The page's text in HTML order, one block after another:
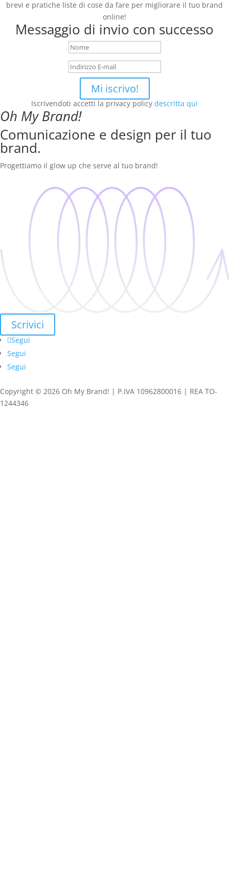
brevi e pratiche liste di cose da fare per migliorare il tuo brand
online!
Messaggio di invio con successo
Mi iscrivo!
Iscrivendoti accetti la privacy policy descritta qui
Oh My Brand!
Comunicazione e design per il tuo
brand.
Progettiamo il glow up che serve al tuo brand!
Scrivici
Segui
Segui
Segui
Copyright © 2026 Oh My Brand! | P.IVA 10962800016 | REA TO-
1244346